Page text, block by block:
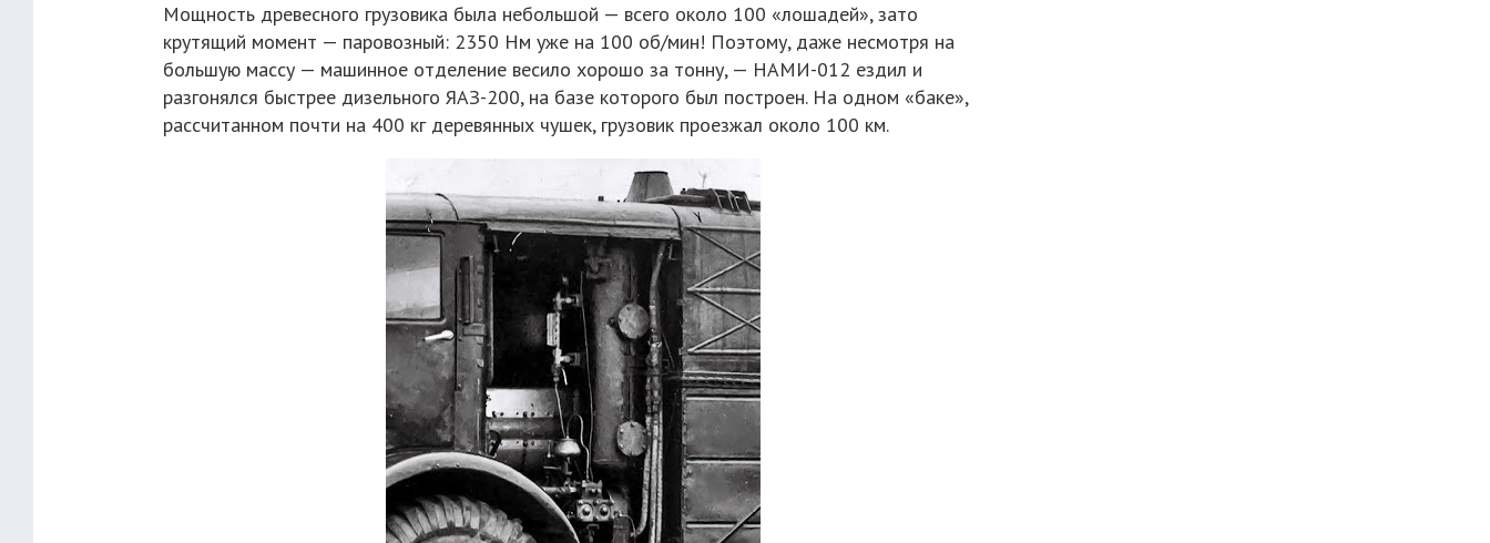
Мощность древесного грузовика была небольшой — всего около 100 «лошадей», зато
крутящий момент — паровозный: 2350 Нм уже на 100 об/мин! Поэтому, даже несмотря на
большую массу — машинное отделение весило хорошо за тонну, — НАМИ-012 ездил и
разгонялся быстрее дизельного ЯАЗ-200, на базе которого был построен. На одном «баке»,
рассчитанном почти на 400 кг деревянных чушек, грузовик проезжал около 100 км.